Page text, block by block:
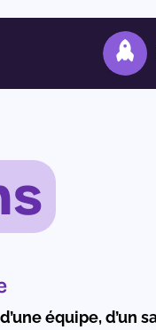
équipe, d’un